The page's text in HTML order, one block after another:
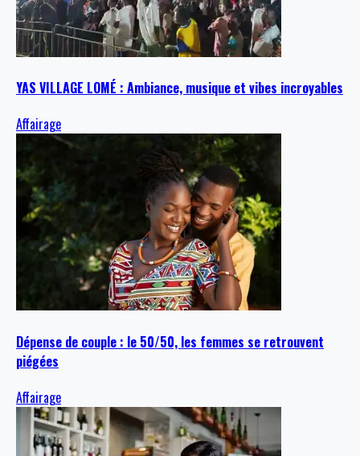
YAS VILLAGE LOMÉ : Ambiance, musique et vibes incroyables
Affairage
Dépense de couple : le 50/50, les femmes se retrouvent
piégées
Affairage